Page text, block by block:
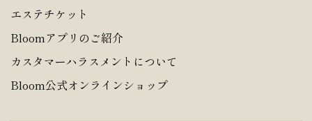
エステチケット
Bloomアプリのご紹介
カスタマーハラスメントについて
Bloom公式オンラインショップ